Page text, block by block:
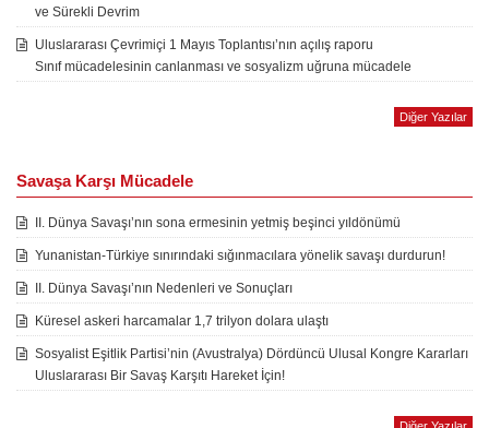
ve Sürekli Devrim
Uluslararası Çevrimiçi 1 Mayıs Toplantısı’nın açılış raporu
Sınıf mücadelesinin canlanması ve sosyalizm uğruna mücadele
Diğer Yazılar
Savaşa Karşı Mücadele
II. Dünya Savaşı’nın sona ermesinin yetmiş beşinci yıldönümü
Yunanistan-Türkiye sınırındaki sığınmacılara yönelik savaşı durdurun!
II. Dünya Savaşı’nın Nedenleri ve Sonuçları
Küresel askeri harcamalar 1,7 trilyon dolara ulaştı
Sosyalist Eşitlik Partisi’nin (Avustralya) Dördüncü Ulusal Kongre Kararları
Uluslararası Bir Savaş Karşıtı Hareket İçin!
Diğer Yazılar